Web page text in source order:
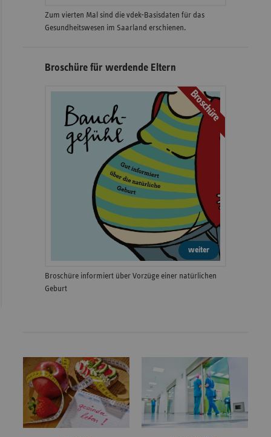
Zum vierten Mal sind die vdek-Basisdaten für das
Gesundheitswesen im Saarland erschienen.
Broschüre für werdende Eltern
Broschüre
weiter
Broschüre informiert über Vorzüge einer natürlichen
Geburt